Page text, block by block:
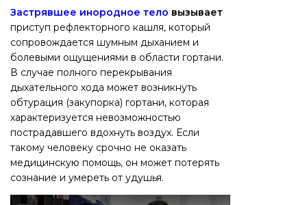
Застрявшее инородное тело вызывает
приступ рефлекторного кашля, который
сопровождается шумным дыханием и
болевыми ощущениями в области гортани.
В случае полного перекрывания
дыхательного хода может возникнуть
обтурация (закупорка) гортани, которая
характеризуется невозможностью
пострадавшего вдохнуть воздух. Если
такому человеку срочно не оказать
медицинскую помощь, он может потерять
сознание и умереть от удушья.